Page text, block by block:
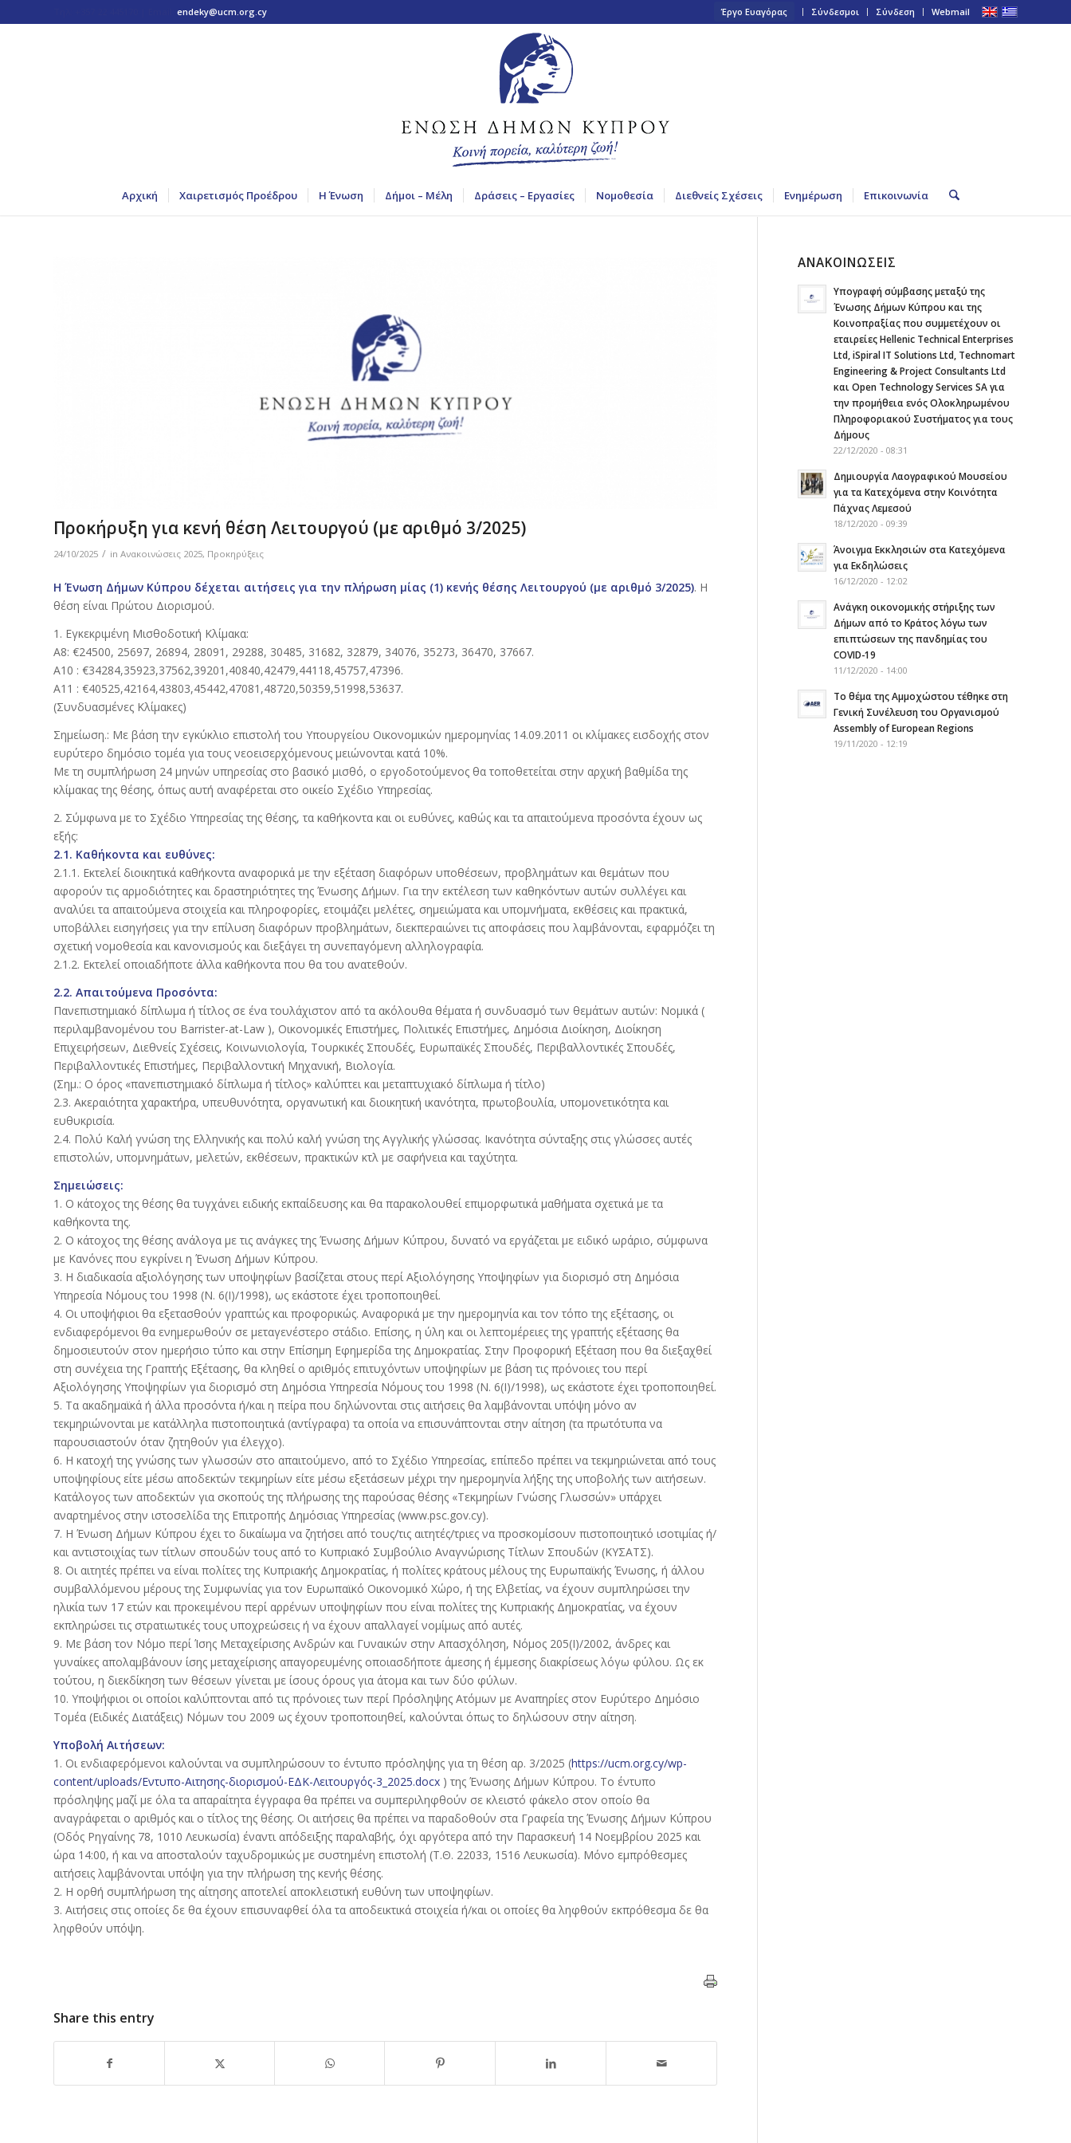
Έργο Ευαγόρας Σύνδεσμοι Σύνδεση Webmail
endeky@ucm.org.cy
Αρχική Χαιρετισμός Προέδρου Η Ένωση Δήμοι – Μέλη Δράσεις – Εργασίες Νομοθεσία Διεθνείς Σχέσεις Ενημέρωση Επικοινωνία
Προκήρυξη για κενή θέση Λειτουργού (με αριθμό 3/2025)
24/10/2025 / in Ανακοινώσεις 2025, Προκηρύξεις
Η Ένωση Δήμων Κύπρου δέχεται αιτήσεις για την πλήρωση μίας (1) κενής θέσης Λειτουργού (με αριθμό 3/2025). Η
θέση είναι Πρώτου Διορισμού.
1. Εγκεκριμένη Μισθοδοτική Κλίμακα:
Α8: €24500, 25697, 26894, 28091, 29288, 30485, 31682, 32879, 34076, 35273, 36470, 37667.
Α10 : €34284,35923,37562,39201,40840,42479,44118,45757,47396.
Α11 : €40525,42164,43803,45442,47081,48720,50359,51998,53637.
(Συνδυασμένες Κλίμακες)
Σημείωση.: Με βάση την εγκύκλιο επιστολή του Υπουργείου Οικονομικών ημερομηνίας 14.09.2011 οι κλίμακες εισδοχής στον
ευρύτερο δημόσιο τομέα για τους νεοεισερχόμενους μειώνονται κατά 10%.
Με τη συμπλήρωση 24 μηνών υπηρεσίας στο βασικό μισθό, ο εργοδοτούμενος θα τοποθετείται στην αρχική βαθμίδα της
κλίμακας της θέσης, όπως αυτή αναφέρεται στο οικείο Σχέδιο Υπηρεσίας.
2. Σύμφωνα με το Σχέδιο Υπηρεσίας της θέσης, τα καθήκοντα και οι ευθύνες, καθώς και τα απαιτούμενα προσόντα έχουν ως
εξής:
2.1. Καθήκοντα και ευθύνες:
2.1.1. Εκτελεί διοικητικά καθήκοντα αναφορικά με την εξέταση διαφόρων υποθέσεων, προβλημάτων και θεμάτων που
αφορούν τις αρμοδιότητες και δραστηριότητες της Ένωσης Δήμων. Για την εκτέλεση των καθηκόντων αυτών συλλέγει και
αναλύει τα απαιτούμενα στοιχεία και πληροφορίες, ετοιμάζει μελέτες, σημειώματα και υπομνήματα, εκθέσεις και πρακτικά,
υποβάλλει εισηγήσεις για την επίλυση διαφόρων προβλημάτων, διεκπεραιώνει τις αποφάσεις που λαμβάνονται, εφαρμόζει τη
σχετική νομοθεσία και κανονισμούς και διεξάγει τη συνεπαγόμενη αλληλογραφία.
2.1.2. Εκτελεί οποιαδήποτε άλλα καθήκοντα που θα του ανατεθούν.
2.2. Απαιτούμενα Προσόντα:
Πανεπιστημιακό δίπλωμα ή τίτλος σε ένα τουλάχιστον από τα ακόλουθα θέματα ή συνδυασμό των θεμάτων αυτών: Νομικά (
περιλαμβανομένου του Barrister-at-Law ), Οικονομικές Επιστήμες, Πολιτικές Επιστήμες, Δημόσια Διοίκηση, Διοίκηση
Επιχειρήσεων, Διεθνείς Σχέσεις, Κοινωνιολογία, Τουρκικές Σπουδές, Ευρωπαϊκές Σπουδές, Περιβαλλοντικές Σπουδές,
Περιβαλλοντικές Επιστήμες, Περιβαλλοντική Μηχανική, Βιολογία.
(Σημ.: Ο όρος «πανεπιστημιακό δίπλωμα ή τίτλος» καλύπτει και μεταπτυχιακό δίπλωμα ή τίτλο)
2.3. Ακεραιότητα χαρακτήρα, υπευθυνότητα, οργανωτική και διοικητική ικανότητα, πρωτοβουλία, υπομονετικότητα και
ευθυκρισία.
2.4. Πολύ Καλή γνώση της Ελληνικής και πολύ καλή γνώση της Αγγλικής γλώσσας. Ικανότητα σύνταξης στις γλώσσες αυτές
επιστολών, υπομνημάτων, μελετών, εκθέσεων, πρακτικών κτλ με σαφήνεια και ταχύτητα.
Σημειώσεις:
1. Ο κάτοχος της θέσης θα τυγχάνει ειδικής εκπαίδευσης και θα παρακολουθεί επιμορφωτικά μαθήματα σχετικά με τα
καθήκοντα της.
2. Ο κάτοχος της θέσης ανάλογα με τις ανάγκες της Ένωσης Δήμων Κύπρου, δυνατό να εργάζεται με ειδικό ωράριο, σύμφωνα
με Κανόνες που εγκρίνει η Ένωση Δήμων Κύπρου.
3. Η διαδικασία αξιολόγησης των υποψηφίων βασίζεται στους περί Αξιολόγησης Υποψηφίων για διορισμό στη Δημόσια
Υπηρεσία Νόμους του 1998 (Ν. 6(I)/1998), ως εκάστοτε έχει τροποποιηθεί.
4. Οι υποψήφιοι θα εξετασθούν γραπτώς και προφορικώς. Αναφορικά με την ημερομηνία και τον τόπο της εξέτασης, οι
ενδιαφερόμενοι θα ενημερωθούν σε μεταγενέστερο στάδιο. Επίσης, η ύλη και οι λεπτομέρειες της γραπτής εξέτασης θα
δημοσιευτούν στον ημερήσιο τύπο και στην Επίσημη Εφημερίδα της Δημοκρατίας. Στην Προφορική Εξέταση που θα διεξαχθεί
στη συνέχεια της Γραπτής Εξέτασης, θα κληθεί ο αριθμός επιτυχόντων υποψηφίων με βάση τις πρόνοιες του περί
Αξιολόγησης Υποψηφίων για διορισμό στη Δημόσια Υπηρεσία Νόμους του 1998 (Ν. 6(I)/1998), ως εκάστοτε έχει τροποποιηθεί.
5. Τα ακαδημαϊκά ή άλλα προσόντα ή/και η πείρα που δηλώνονται στις αιτήσεις θα λαμβάνονται υπόψη μόνο αν
τεκμηριώνονται με κατάλληλα πιστοποιητικά (αντίγραφα) τα οποία να επισυνάπτονται στην αίτηση (τα πρωτότυπα να
παρουσιαστούν όταν ζητηθούν για έλεγχο).
6. Η κατοχή της γνώσης των γλωσσών στο απαιτούμενο, από το Σχέδιο Υπηρεσίας, επίπεδο πρέπει να τεκμηριώνεται από τους
υποψηφίους είτε μέσω αποδεκτών τεκμηρίων είτε μέσω εξετάσεων μέχρι την ημερομηνία λήξης της υποβολής των αιτήσεων.
Κατάλογος των αποδεκτών για σκοπούς της πλήρωσης της παρούσας θέσης «Τεκμηρίων Γνώσης Γλωσσών» υπάρχει
αναρτημένος στην ιστοσελίδα της Επιτροπής Δημόσιας Υπηρεσίας (www.psc.gov.cy).
7. Η Ένωση Δήμων Κύπρου έχει το δικαίωμα να ζητήσει από τους/τις αιτητές/τριες να προσκομίσουν πιστοποιητικό ισοτιμίας ή/
και αντιστοιχίας των τίτλων σπουδών τους από το Κυπριακό Συμβούλιο Αναγνώρισης Τίτλων Σπουδών (ΚΥΣΑΤΣ).
8. Οι αιτητές πρέπει να είναι πολίτες της Κυπριακής Δημοκρατίας, ή πολίτες κράτους μέλους της Ευρωπαϊκής Ένωσης, ή άλλου
συμβαλλόμενου μέρους της Συμφωνίας για τον Ευρωπαϊκό Οικονομικό Χώρο, ή της Ελβετίας, να έχουν συμπληρώσει την
ηλικία των 17 ετών και προκειμένου περί αρρένων υποψηφίων που είναι πολίτες της Κυπριακής Δημοκρατίας, να έχουν
εκπληρώσει τις στρατιωτικές τους υποχρεώσεις ή να έχουν απαλλαγεί νομίμως από αυτές.
9. Με βάση τον Νόμο περί Ίσης Μεταχείρισης Ανδρών και Γυναικών στην Απασχόληση, Νόμος 205(Ι)/2002, άνδρες και
γυναίκες απολαμβάνουν ίσης μεταχείρισης απαγορευμένης οποιασδήποτε άμεσης ή έμμεσης διακρίσεως λόγω φύλου. Ως εκ
τούτου, η διεκδίκηση των θέσεων γίνεται με ίσους όρους για άτομα και των δύο φύλων.
10. Υποψήφιοι οι οποίοι καλύπτονται από τις πρόνοιες των περί Πρόσληψης Ατόμων με Αναπηρίες στον Ευρύτερο Δημόσιο
Τομέα (Ειδικές Διατάξεις) Νόμων του 2009 ως έχουν τροποποιηθεί, καλούνται όπως το δηλώσουν στην αίτηση.
Υποβολή Αιτήσεων:
1. Οι ενδιαφερόμενοι καλούνται να συμπληρώσουν το έντυπο πρόσληψης για τη θέση αρ. 3/2025 (https://ucm.org.cy/wp-
content/uploads/Εντυπο-Αιτησης-διορισμού-ΕΔΚ-Λειτουργός-3_2025.docx ) της Ένωσης Δήμων Κύπρου. Το έντυπο
πρόσληψης μαζί με όλα τα απαραίτητα έγγραφα θα πρέπει να συμπεριληφθούν σε κλειστό φάκελο στον οποίο θα
αναγράφεται ο αριθμός και ο τίτλος της θέσης. Οι αιτήσεις θα πρέπει να παραδοθούν στα Γραφεία της Ένωσης Δήμων Κύπρου
(Οδός Ρηγαίνης 78, 1010 Λευκωσία) έναντι απόδειξης παραλαβής, όχι αργότερα από την Παρασκευή 14 Νοεμβρίου 2025 και
ώρα 14:00, ή και να αποσταλούν ταχυδρομικώς με συστημένη επιστολή (Τ.Θ. 22033, 1516 Λευκωσία). Μόνο εμπρόθεσμες
αιτήσεις λαμβάνονται υπόψη για την πλήρωση της κενής θέσης.
2. Η ορθή συμπλήρωση της αίτησης αποτελεί αποκλειστική ευθύνη των υποψηφίων.
3. Αιτήσεις στις οποίες δε θα έχουν επισυναφθεί όλα τα αποδεικτικά στοιχεία ή/και οι οποίες θα ληφθούν εκπρόθεσμα δε θα
ληφθούν υπόψη.
Share this entry
ΑΝΑΚΟΙΝΩΣΕΙΣ
Υπογραφή σύμβασης μεταξύ της
Ένωσης Δήμων Κύπρου και της
Κοινοπραξίας που συμμετέχουν οι
εταιρείες Hellenic Technical Enterprises
Ltd, iSpiral IT Solutions Ltd, Technomart
Engineering & Project Consultants Ltd
και Open Technology Services SA για
την προμήθεια ενός Ολοκληρωμένου
Πληροφοριακού Συστήματος για τους
Δήμους
22/12/2020 - 08:31
Δημιουργία Λαογραφικού Μουσείου
για τα Κατεχόμενα στην Κοινότητα
Πάχνας Λεμεσού
18/12/2020 - 09:39
Άνοιγμα Εκκλησιών στα Κατεχόμενα
για Εκδηλώσεις
16/12/2020 - 12:02
Ανάγκη οικονομικής στήριξης των
Δήμων από το Κράτος λόγω των
επιπτώσεων της πανδημίας του
COVID-19
11/12/2020 - 14:00
Το θέμα της Αμμοχώστου τέθηκε στη
Γενική Συνέλευση του Οργανισμού
Assembly of European Regions
19/11/2020 - 12:19